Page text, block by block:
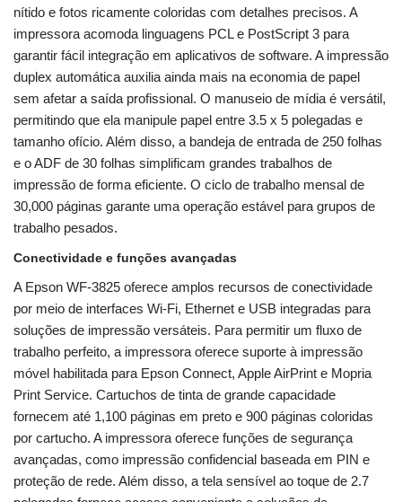
nítido e fotos ricamente coloridas com detalhes precisos. A
impressora acomoda linguagens PCL e PostScript 3 para
garantir fácil integração em aplicativos de software. A impressão
duplex automática auxilia ainda mais na economia de papel
sem afetar a saída profissional. O manuseio de mídia é versátil,
permitindo que ela manipule papel entre 3.5 x 5 polegadas e
tamanho ofício. Além disso, a bandeja de entrada de 250 folhas
e o ADF de 30 folhas simplificam grandes trabalhos de
impressão de forma eficiente. O ciclo de trabalho mensal de
30,000 páginas garante uma operação estável para grupos de
trabalho pesados.
Conectividade e funções avançadas
A Epson WF-3825 oferece amplos recursos de conectividade
por meio de interfaces Wi-Fi, Ethernet e USB integradas para
soluções de impressão versáteis. Para permitir um fluxo de
trabalho perfeito, a impressora oferece suporte à impressão
móvel habilitada para Epson Connect, Apple AirPrint e Mopria
Print Service. Cartuchos de tinta de grande capacidade
fornecem até 1,100 páginas em preto e 900 páginas coloridas
por cartucho. A impressora oferece funções de segurança
avançadas, como impressão confidencial baseada em PIN e
proteção de rede. Além disso, a tela sensível ao toque de 2.7